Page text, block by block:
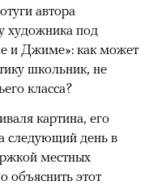
автора
художника под
Джиме»: как может
школьник, не
класса?
картина, его
следующий день в
местных
объяснить этот